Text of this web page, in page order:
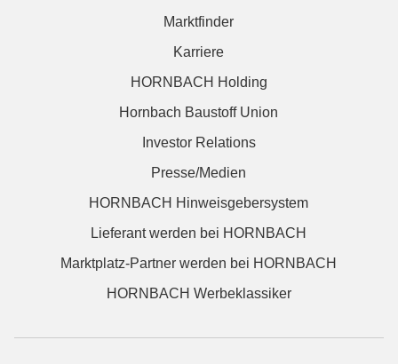
Marktfinder
Karriere
HORNBACH Holding
Hornbach Baustoff Union
Investor Relations
Presse/Medien
HORNBACH Hinweisgebersystem
Lieferant werden bei HORNBACH
Marktplatz-Partner werden bei HORNBACH
HORNBACH Werbeklassiker